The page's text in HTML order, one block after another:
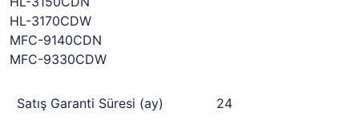
HL-3170CDW
MFC-9140CDN
MFC-9330CDW
Satış Garanti Süresi (ay)
24